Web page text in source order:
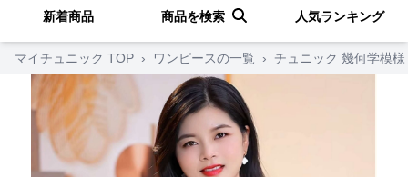
新着商品 商品を検索 人気ランキング
マイチュニック TOP › ワンピースの一覧 › チュニック 幾何学模